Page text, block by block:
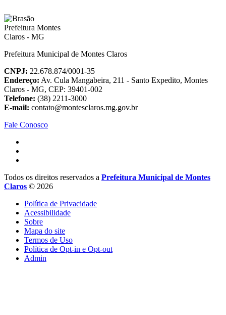
Prefeitura Municipal de Montes Claros
CNPJ: 22.678.874/0001-35
Endereço: Av. Cula Mangabeira, 211 - Santo Expedito, Montes
Claros - MG, CEP: 39401-002
Telefone: (38) 2211-3000
E-mail: contato@montesclaros.mg.gov.br
Fale Conosco
Todos os direitos reservados a Prefeitura Municipal de Montes
Claros © 2026
Política de Privacidade
Acessibilidade
Sobre
Mapa do site
Termos de Uso
Política de Opt-in e Opt-out
Admin